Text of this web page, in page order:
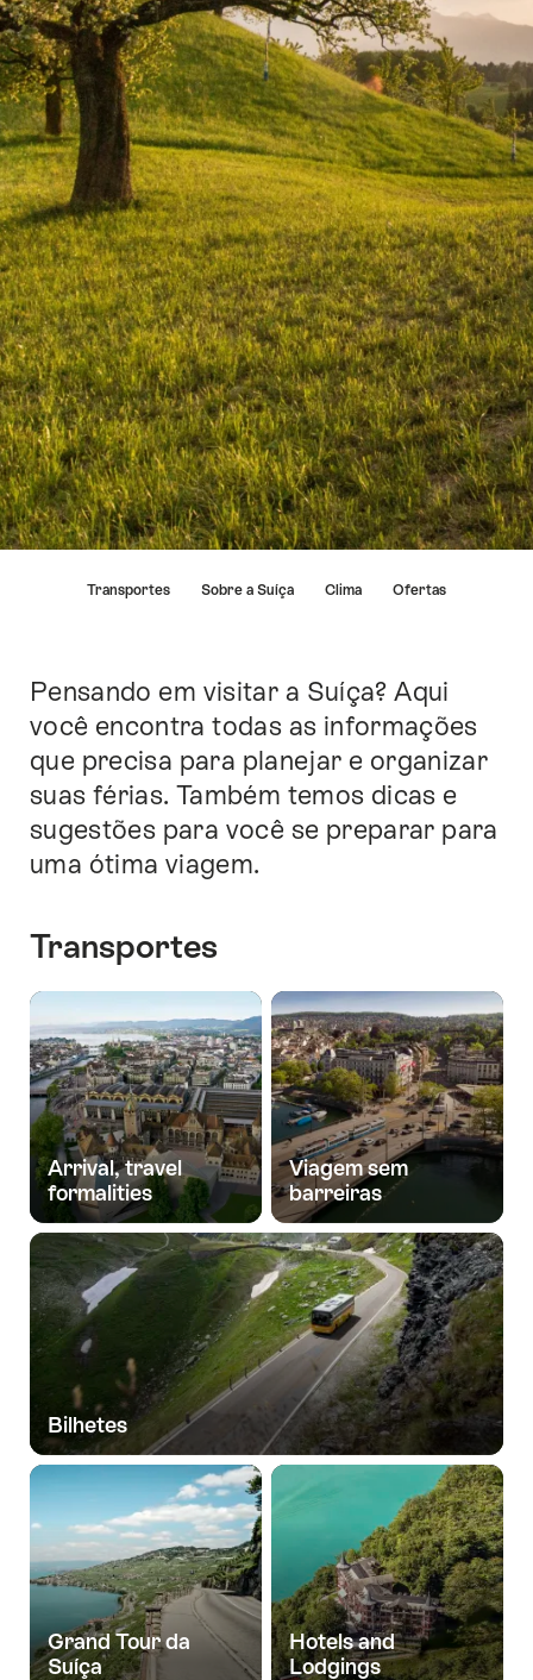
leva
diretamente
aos
pontos
correspondentes
página.
Transportes Sobre a Suíça Clima Ofertas
Introdução
Pensando em visitar a Suíça? Aqui
você encontra todas as informações
que precisa para planejar e organizar
suas férias. Também temos dicas e
sugestões para você se preparar para
uma ótima viagem.
Transportes
Arrival, travel
formalities
Viagem sem
barreiras
Bilhetes
Grand Tour da
Suíça
Hotels and
Lodgings